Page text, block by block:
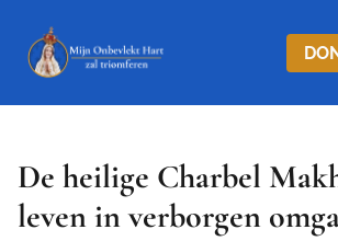
De heilige Charbel
leven in verborgen